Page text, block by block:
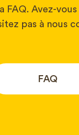
FAQ. Avez-
pas à nous
FAQ